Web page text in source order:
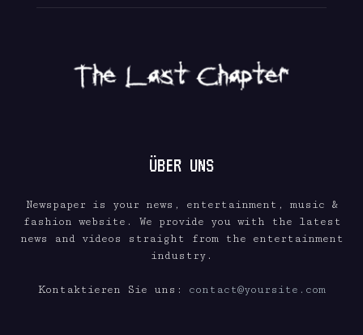
ÜBER UNS
Newspaper is your news, entertainment, music &
fashion website. We provide you with the latest
news and videos straight from the entertainment
industry.
Kontaktieren Sie uns: contact@yoursite.com